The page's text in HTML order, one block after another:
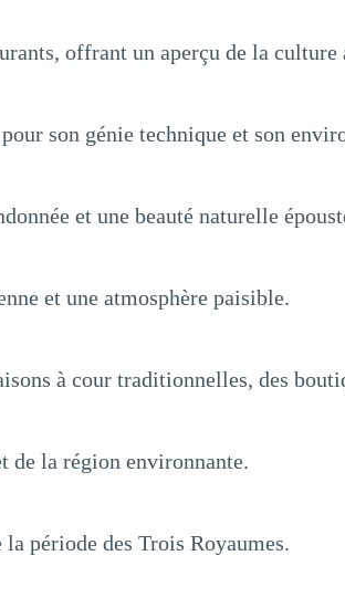
offrant un aperçu de la culture
son génie technique et son
et une beauté naturelle
et une atmosphère paisible.
à cour traditionnelles, des
de la région environnante.
période des Trois Royaumes.